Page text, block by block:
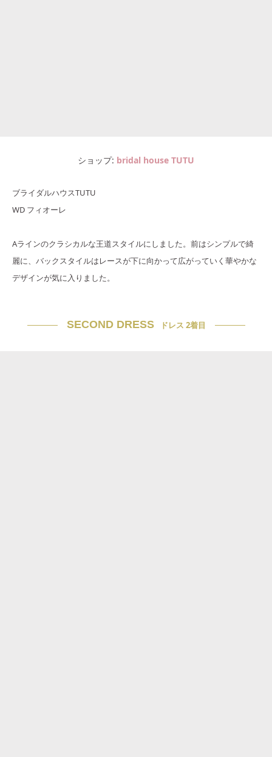
ショップ bridal house TUTU
ブライダルハウスTUTU
WD フィオーレ
Aラインのクラシカルな王道スタイルにしました。前はシンプルで綺
麗に、バックスタイルはレースが下に向かって広がっていく華やかな
デザインが気に入りました。
SECOND DRESS ドレス 2着目